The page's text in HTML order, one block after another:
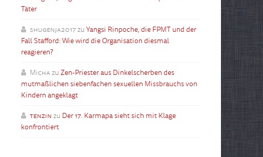
Täter
shugenja2017zu Yangsi Rinpoche, die FPMT und der
Fall Stafford: Wie wird die Organisation diesmal
reagieren?
Micha zu Zen-Priester aus Dinkelscherben des
mutmaßlichen siebenfachen sexuellen Missbrauchs von
Kindern angeklagt
tenzin zu Der 17. Karmapa sieht sich mit Klage
konfrontiert